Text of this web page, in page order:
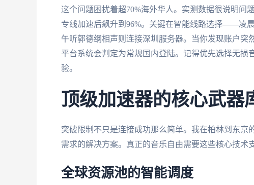
这个问题困扰着超70%海外华人。实测数据很说明问
专线加速后飙升到96%。关键在智能线路选择——凌
午听郭德纲相声则连接深圳服务器。当你发现账户突
平台系统会判定为常规国内登陆。记得优先选择无
验。
顶级加速器的核心武器
突破限制不只是连接成功那么简单。我在柏林到东
需求的解决方案。真正的音乐自由需要这些核心技术
全球资源池的智能调度